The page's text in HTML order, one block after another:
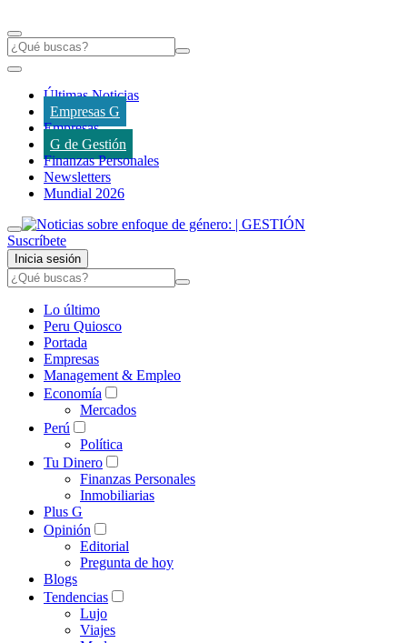
Últimas Noticias
Empresas G
Empresas
G de Gestión
Finanzas Personales
Newsletters
Mundial 2026
Suscríbete
Inicia sesión
Lo último
Peru Quiosco
Portada
Empresas
Management & Empleo
Economía
Mercados
Perú
Política
Tu Dinero
Finanzas Personales
Inmobiliarias
Plus G
Opinión
Editorial
Pregunta de hoy
Blogs
Tendencias
Lujo
Viajes